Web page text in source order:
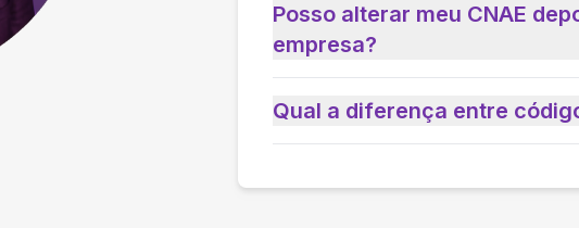
Posso alterar meu CNAE
empresa?
Qual a diferença entre